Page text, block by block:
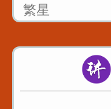
繁星